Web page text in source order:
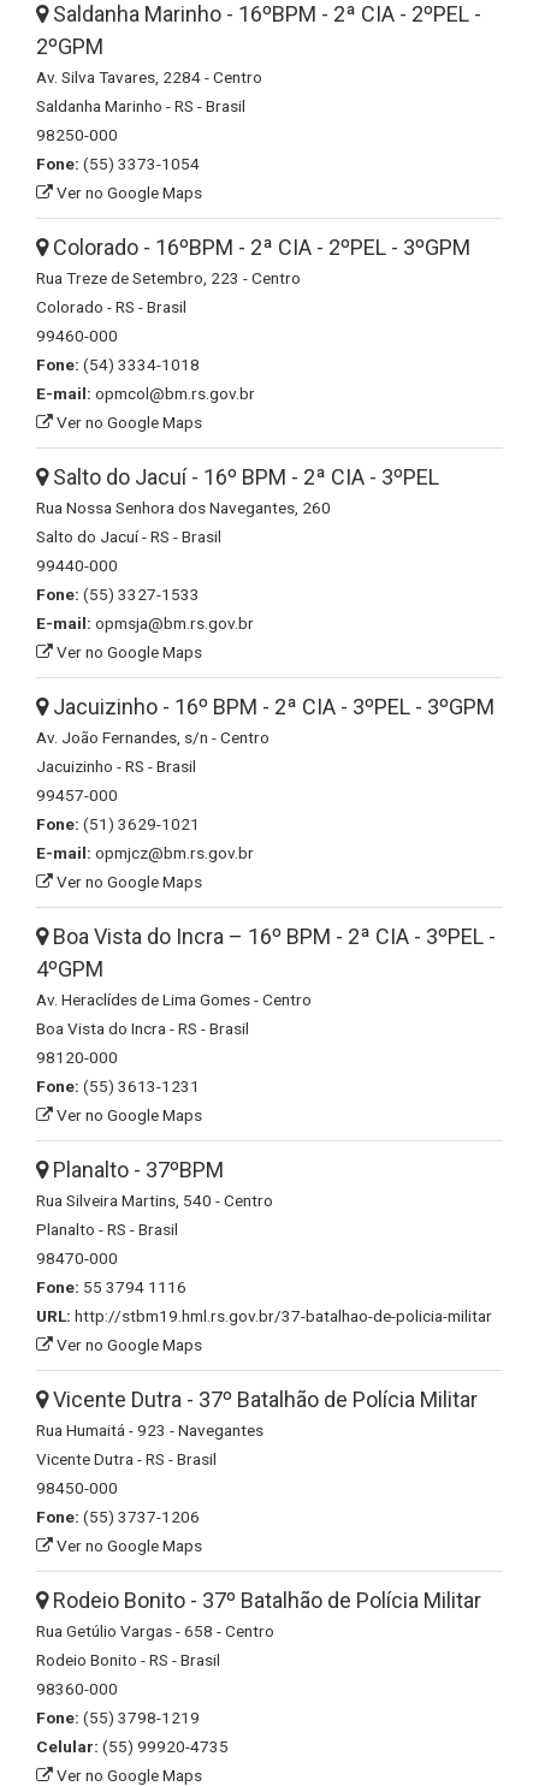
Saldanha Marinho - 16ºBPM - 2ª CIA - 2ºPEL -
2ºGPM
Av. Silva Tavares, 2284 - Centro
Saldanha Marinho - RS - Brasil
98250-000
Fone: (55) 3373-1054
Ver no Google Maps
Colorado - 16ºBPM - 2ª CIA - 2ºPEL - 3ºGPM
Rua Treze de Setembro, 223 - Centro
Colorado - RS - Brasil
99460-000
Fone: (54) 3334-1018
E-mail: opmcol@bm.rs.gov.br
Ver no Google Maps
Salto do Jacuí - 16º BPM - 2ª CIA - 3ºPEL
Rua Nossa Senhora dos Navegantes, 260
Salto do Jacuí - RS - Brasil
99440-000
Fone: (55) 3327-1533
E-mail: opmsja@bm.rs.gov.br
Ver no Google Maps
Jacuizinho - 16º BPM - 2ª CIA - 3ºPEL - 3ºGPM
Av. João Fernandes, s/n - Centro
Jacuizinho - RS - Brasil
99457-000
Fone: (51) 3629-1021
E-mail: opmjcz@bm.rs.gov.br
Ver no Google Maps
Boa Vista do Incra – 16º BPM - 2ª CIA - 3ºPEL -
4ºGPM
Av. Heraclídes de Lima Gomes - Centro
Boa Vista do Incra - RS - Brasil
98120-000
Fone: (55) 3613-1231
Ver no Google Maps
Planalto - 37ºBPM
Rua Silveira Martins, 540 - Centro
Planalto - RS - Brasil
98470-000
Fone: 55 3794 1116
URL: http://stbm19.hml.rs.gov.br/37-batalhao-de-policia-militar
Ver no Google Maps
Vicente Dutra - 37º Batalhão de Polícia Militar
Rua Humaitá - 923 - Navegantes
Vicente Dutra - RS - Brasil
98450-000
Fone: (55) 3737-1206
Ver no Google Maps
Rodeio Bonito - 37º Batalhão de Polícia Militar
Rua Getúlio Vargas - 658 - Centro
Rodeio Bonito - RS - Brasil
98360-000
Fone: (55) 3798-1219
Celular: (55) 99920-4735
Ver no Google Maps